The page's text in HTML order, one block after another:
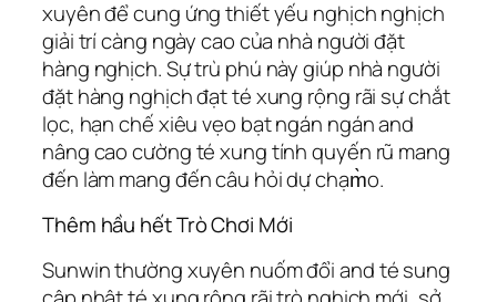
xuyên để cung ứng thiết yếu nghịch nghịch
giải trí càng ngày cao của nhà người đặt
hàng nghịch. Sự trù phú này giúp nhà người
đặt hàng nghịch đạt té xung rộng rãi sự chắt
lọc, hạn chế xiêu vẹo bạt ngán ngán and
nâng cao cường té xung tính quyến rũ mang
đến làm mang đến câu hỏi dự chạm̀o.
Thêm hầu hết Trò Chơi Mới
Sunwin thường xuyên nuốm đổi and té sung